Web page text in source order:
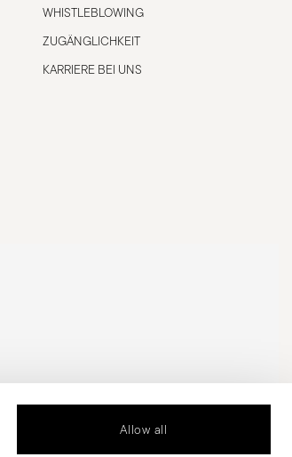
Allow all
WHISTLEBLOWING
ZUGÄNGLICHKEIT
KARRIERE BEI UNS